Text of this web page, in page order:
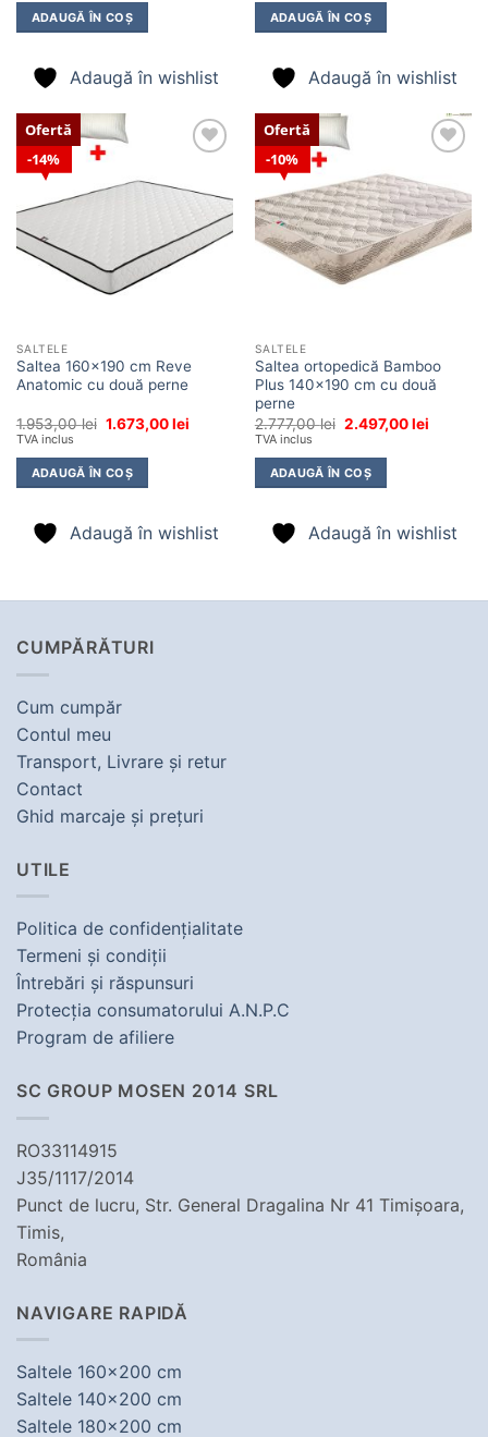
ADAUGĂ ÎN COȘ
Adaugă în wishlist
fost:
1.789,00 lei.
ADAUGĂ ÎN COȘ
Adaugă în wishlist
14%
Ofertă
wishlist
SALTELE
Saltea 160×190 cm Reve
Anatomic cu două perne
1.953,00lei Prețul
fost:
1.953,00 lei.
1.673,00leiPrețul
1.673,00 lei.
TVA inclus
ADAUGĂ ÎN COȘ
Adaugă în wishlist
10%
Ofertă
în
wishlist
SALTELE
Saltea ortopedică Bamboo
Plus 140×190 cm cu două
perne
2.777,00lei Prețul
fost:
2.777,00 lei.
2.497,00leiPrețul
TVA inclus
ADAUGĂ ÎN COȘ
Adaugă în wishlist
CUMPĂRĂTURI
Cum cumpăr
Contul meu
Transport, Livrare şi retur
Contact
Ghid marcaje şi preţuri
UTILE
Politica de confidenţialitate
Termeni şi condiţii
Întrebări şi răspunsuri
Protecţia consumatorului A.N.P.C
Program de afiliere
SC GROUP MOSEN 2014 SRL
RO33114915
J35/1117/2014
Punct de lucru, Str. General Dragalina Nr 41 Timișoara,
Timis,
România
NAVIGARE RAPIDĂ
Saltele 160x200 cm
Saltele 140x200 cm
Saltele 180x200 cm